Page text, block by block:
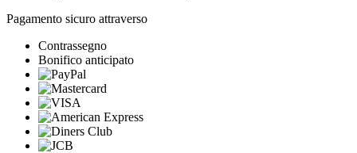
Pagamento sicuro attraverso
Contrassegno
Bonifico anticipato